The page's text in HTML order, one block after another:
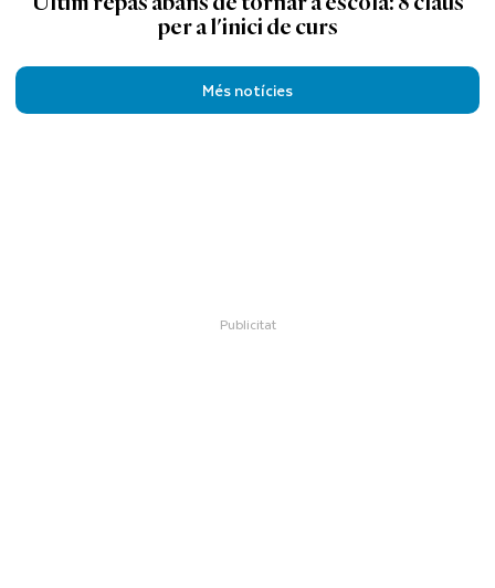
per a l'inici de curs
Més notícies